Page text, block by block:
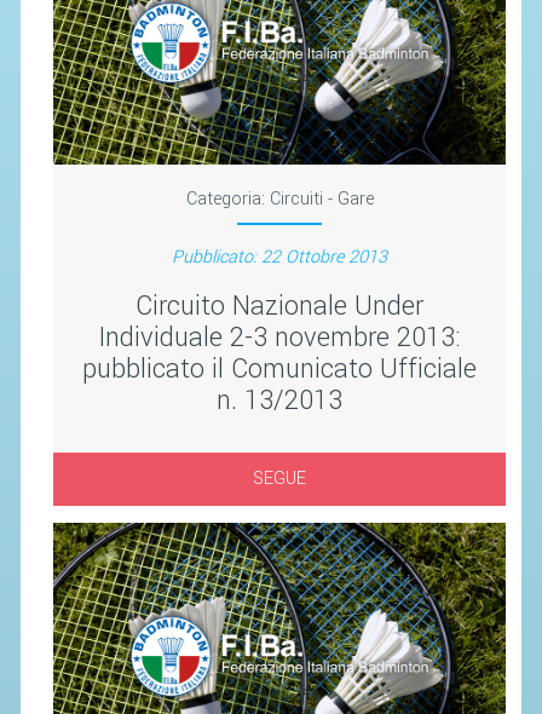
Categoria: Circuiti - Gare
Pubblicato: 22 Ottobre 2013
Circuito Nazionale Under
Individuale 2-3 novembre 2013:
pubblicato il Comunicato Ufficiale
n. 13/2013
SEGUE
ATTI UFFICIALI
TUTELA DELLA SALUTE -
ANTIDOPING
COMUNICAZIONE E MARKETING
CONTATTI
AVVISI E BANDI
CIRCOLARI
RESPONSABILITÀ SOCIALE
SAFEGUARDING
GIUSTIZIA FEDERALE
REGOLAMENTI
PROVVEDIMENTI
ORGANI DI GIUSTIZIA FEDERALE
MAGLIA AZZURRA